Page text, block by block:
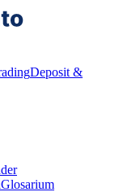
Deposit &
Glosarium